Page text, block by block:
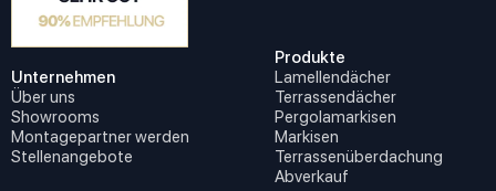
Unternehmen
Über uns
Showrooms
Montagepartner werden
Stellenangebote
Produkte
Lamellendächer
Terrassendächer
Pergolamarkisen
Markisen
Terrassenüberdachung
Abverkauf